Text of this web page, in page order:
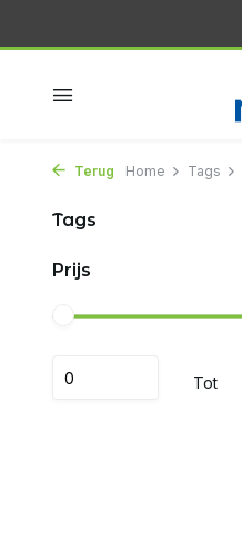
Terug Home Tags
Tags
Prijs
Tot